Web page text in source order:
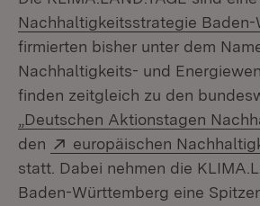
Nachhaltigkeitsstrategie
firmierten bisher unter dem
Nachhaltigkeits- und
finden zeitgleich zu den
„Deutschen Aktionstagen
den
Extern:
europäischen
statt. Dabei nehmen die
Baden-Württemberg eine